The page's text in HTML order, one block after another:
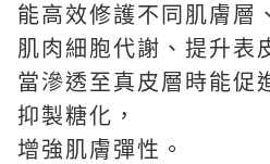
能高效修護不同肌膚層
肌肉細胞代謝、提升表
當滲透至真皮層時能促
抑製糖化，
增強肌膚彈性。